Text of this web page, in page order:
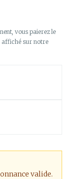
vous paierez le
affiché sur notre
valide.